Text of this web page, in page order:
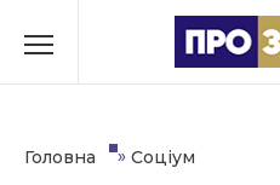
до
Головна » Соціум